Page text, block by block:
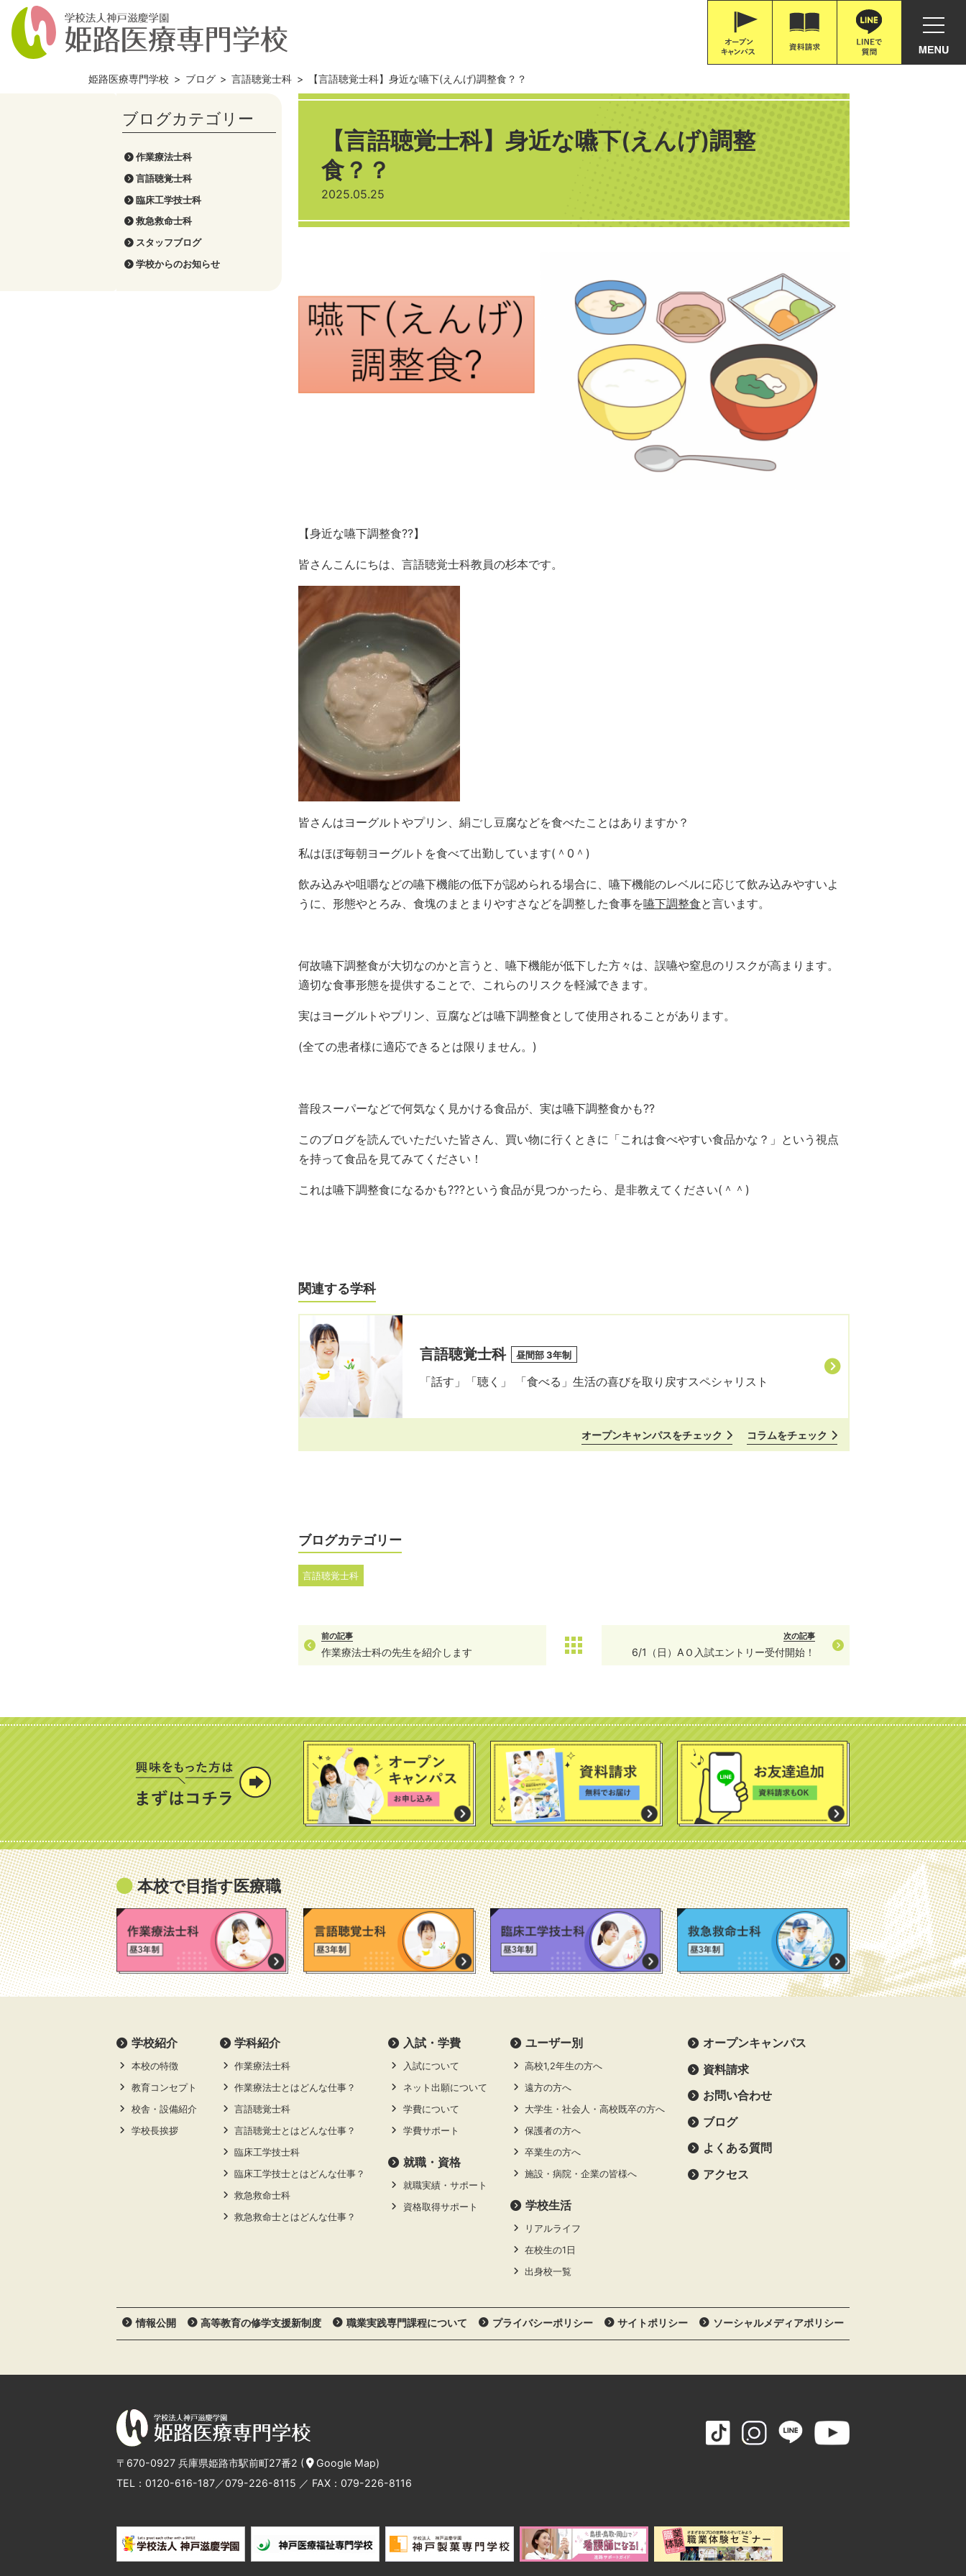
姫路医療専門学校 > ブログ > 言語聴覚士科 > 【言語聴覚士科】身近な嚥下(えんげ)調整食？？
作業療法士科
言語聴覚士科
臨床工学技士科
救急救命士科
スタッフブログ
学校からのお知らせ
【言語聴覚士科】身近な嚥下(えんげ)調整
食？？
2025.05.25
【身近な嚥下調整食??】
皆さんこんにちは、言語聴覚士科教員の杉本です。
皆さんはヨーグルトやプリン、絹ごし豆腐などを食べたことはありますか？
私はほぼ毎朝ヨーグルトを食べて出勤しています(＾0＾)
飲み込みや咀嚼などの嚥下機能の低下が認められる場合に、嚥下機能のレベルに応じて飲み込みやすいよ
うに、形態やとろみ、食塊のまとまりやすさなどを調整した食事を嚥下調整食と言います。
何故嚥下調整食が大切なのかと言うと、嚥下機能が低下した方々は、誤嚥や窒息のリスクが高まります。
適切な食事形態を提供することで、これらのリスクを軽減できます。
実はヨーグルトやプリン、豆腐などは嚥下調整食として使用されることがあります。
(全ての患者様に適応できるとは限りません。)
普段スーパーなどで何気なく見かける食品が、実は嚥下調整食かも??
このブログを読んでいただいた皆さん、買い物に行くときに「これは食べやすい食品かな？」という視点
を持って食品を見てみてください！
これは嚥下調整食になるかも???という食品が見つかったら、是非教えてください(＾＾)
関連する学科
言語聴覚士科 昼間部 3年制
「話す」「聴く」 「⾷べる」⽣活の喜びを取り戻すスペシャリスト
オープンキャンパスをチェック コラムをチェック
ブログカテゴリー
言語聴覚士科
前の記事
作業療法士科の先生を紹介します
次の記事
6/1（日）AＯ入試エントリー受付開始！
本校で目指す医療職
学校紹介
本校の特徴
教育コンセプト
校舎・設備紹介
学校長挨拶
学科紹介
作業療法士科
作業療法士とはどんな仕事？
言語聴覚士科
言語聴覚士とはどんな仕事？
臨床工学技士科
臨床工学技士とはどんな仕事？
救急救命士科
救急救命士とはどんな仕事？
⼊試・学費
入試について
ネット出願について
学費について
学費サポート
就職・資格
就職実績・サポート
資格取得サポート
ユーザー別
高校1,2年生の方へ
遠方の方へ
大学生・社会人・高校既卒の方へ
保護者の方へ
卒業生の方へ
施設・病院・企業の皆様へ
学校生活
リアルライフ
在校生の1日
出身校一覧
オープンキャンパス
資料請求
お問い合わせ
ブログ
よくある質問
アクセス
情報公開 高等教育の修学支援新制度 職業実践専門課程について プライバシーポリシー サイトポリシー ソーシャルメディアポリシー
〒670-0927 兵庫県姫路市駅前町27番2 ( Google Map)
TEL： 0120-616-187／079-226-8115 ／ FAX：079-226-8116